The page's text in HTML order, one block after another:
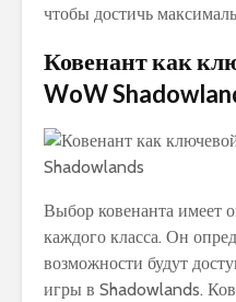
чтобы достичь
Ковенант как
WoW
Выбор ковенанта имеет
каждого класса. Он
возможности будут
игры в Shadowlands.